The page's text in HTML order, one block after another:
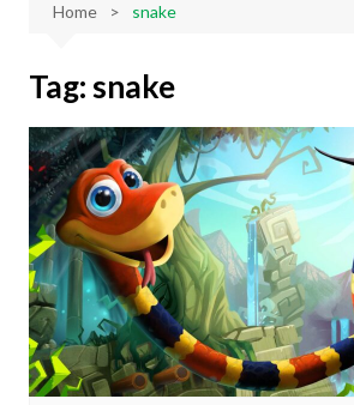
Home snake
Tag:snake